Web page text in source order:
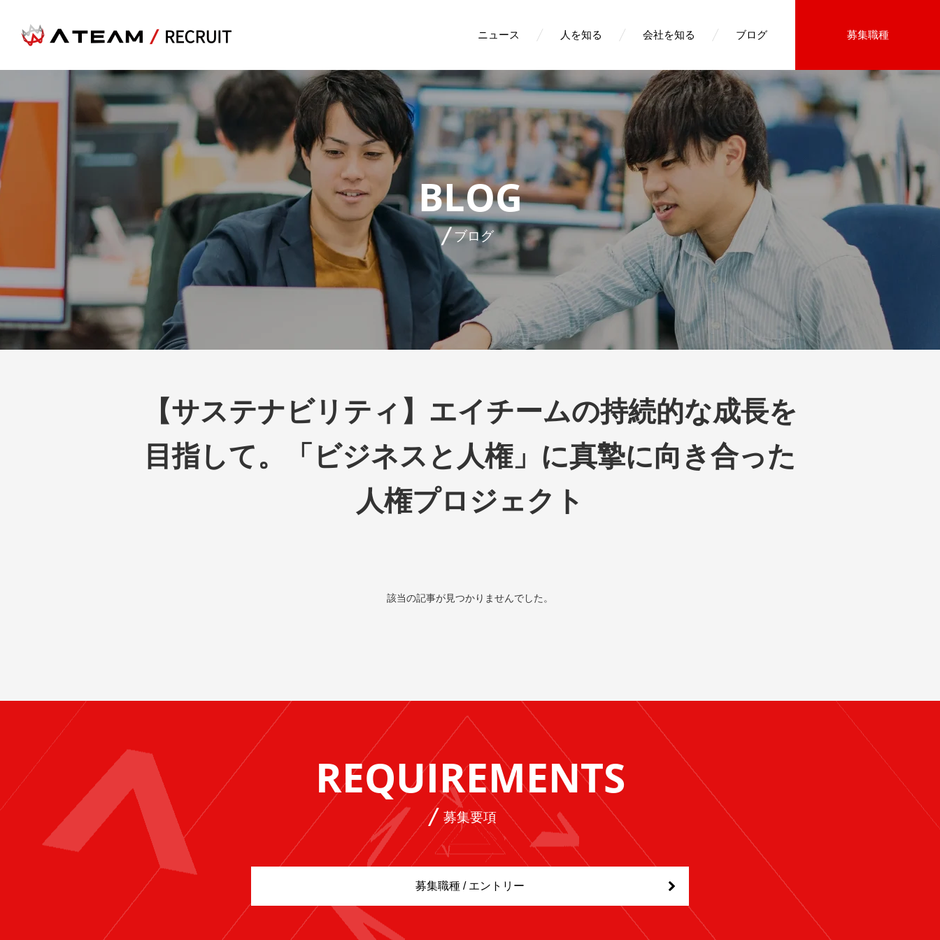
ニュース 人を知る 会社を知る ブログ 募集職種
BLOG
ブログ
【サステナビリティ】エイチームの持続的な成長を
目指して。「ビジネスと人権」に真摯に向き合った
人権プロジェクト
該当の記事が見つかりませんでした。
REQUIREMENTS
募集要項
募集職種 / エントリー